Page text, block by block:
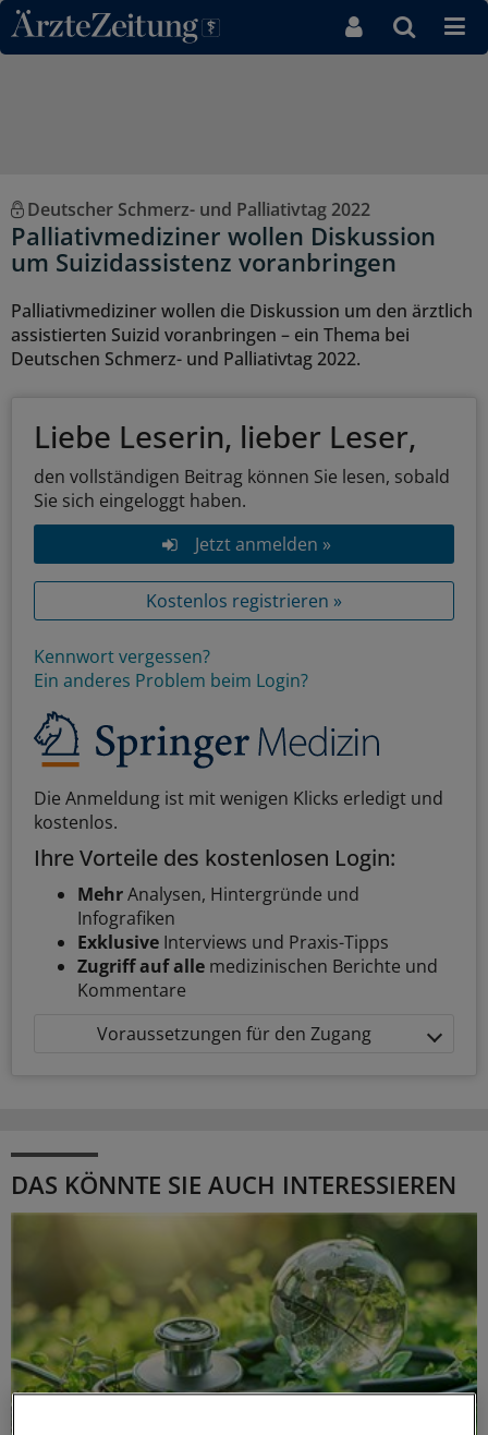
Direkt zum Inhaltsbereich
Deutscher Schmerz- und Palliativtag 2022
Palliativmediziner wollen Diskussion
um Suizidassistenz voranbringen
Palliativmediziner wollen die Diskussion um den ärztlich
assistierten Suizid voranbringen – ein Thema bei
Deutschen Schmerz- und Palliativtag 2022.
Liebe Leserin, lieber Leser,
den vollständigen Beitrag können Sie lesen, sobald
Sie sich eingeloggt haben.
Jetzt anmelden »
Kostenlos registrieren »
Kennwort vergessen?
Ein anderes Problem beim Login?
Die Anmeldung ist mit wenigen Klicks erledigt und
kostenlos.
Ihre Vorteile des kostenlosen Login:
MehrAnalysen, Hintergründe und
Infografiken
Exklusive Interviews und Praxis-Tipps
Zugriff auf alle medizinischen Berichte und
Kommentare
Voraussetzungen für den Zugang
DAS KÖNNTE SIE AUCH INTERESSIEREN